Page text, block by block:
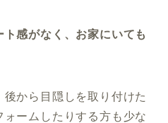
感がなく、お家にいても
から目隠しを取り付けた
ームしたりする方も少な